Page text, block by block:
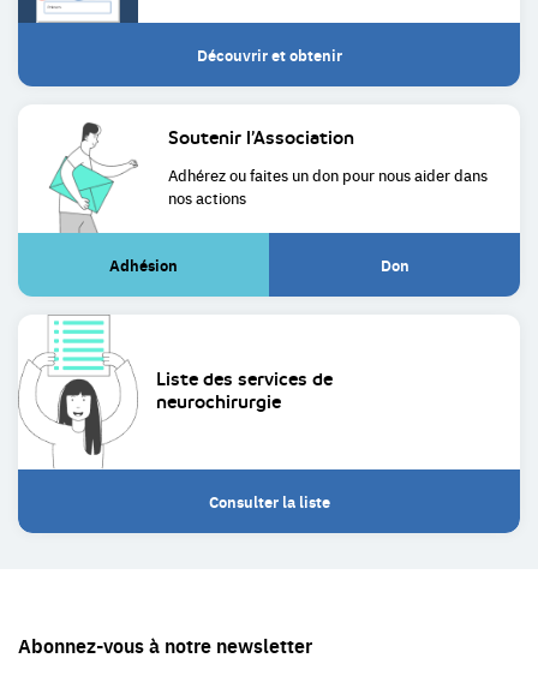
Découvrir et obtenir
Soutenir l’Association
Adhérez ou faites un don pour nous aider dans
nos actions
Adhésion
(Lien Don
(Lien
Liste des services de
neurochirurgie
Consulter la liste
Abonnez-vous à notre newsletter